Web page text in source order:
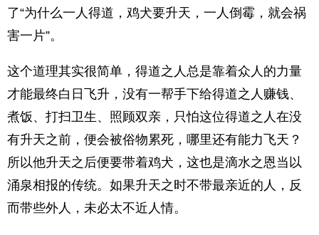
了“为什么一人得道，鸡犬要升天，一人倒霉，就会祸
害一片”。
这个道理其实很简单，得道之人总是靠着众人的力量
才能最终白日飞升，没有一帮手下给得道之人赚钱、
煮饭、打扫卫生、照顾双亲，只怕这位得道之人在没
有升天之前，便会被俗物累死，哪里还有能力飞天？
所以他升天之后便要带着鸡犬，这也是滴水之恩当以
涌泉相报的传统。如果升天之时不带最亲近的人，反
而带些外人，未必太不近人情。